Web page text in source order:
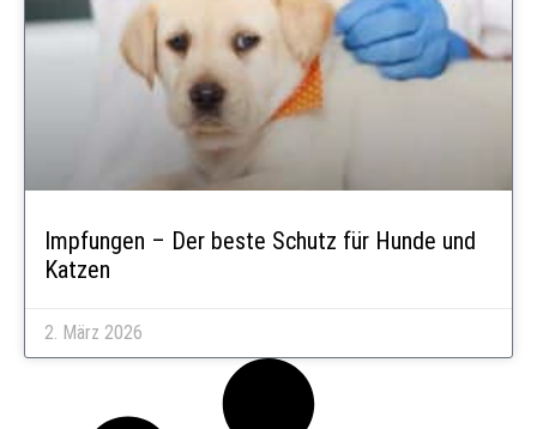
Impfungen – Der beste Schutz für Hunde und
Katzen
2. März 2026